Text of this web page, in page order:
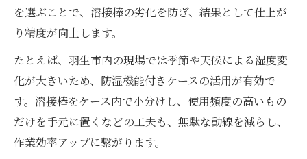
を選ぶことで、溶接棒の劣化を防ぎ、結果として仕上が
り精度が向上します。
たとえば、羽生市内の現場では季節や天候による湿度変
化が大きいため、防湿機能付きケースの活用が有効で
す。溶接棒をケース内で小分けし、使用頻度の高いもの
だけを手元に置くなどの工夫も、無駄な動線を減らし、
作業効率アップに繋がります。